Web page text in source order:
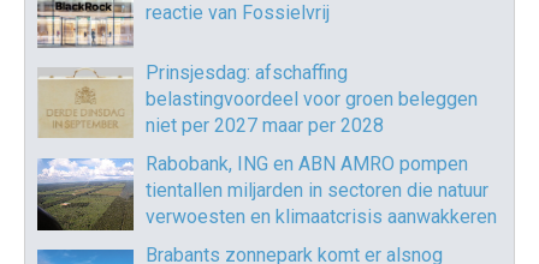
reactie van Fossielvrij
Prinsjesdag: afschaffing
belastingvoordeel voor groen beleggen
niet per 2027 maar per 2028
Rabobank, ING en ABN AMRO pompen
tientallen miljarden in sectoren die natuur
verwoesten en klimaatcrisis aanwakkeren
Brabants zonnepark komt er alsnog